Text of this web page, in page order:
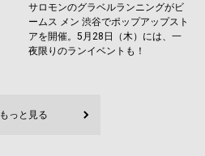
サロモンのグラベルランニングがビ
ームス メン 渋谷でポップアップスト
アを開催。5月28日（木）には、一
夜限りのランイベントも！
もっと見る